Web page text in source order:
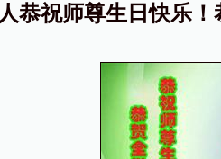
人恭祝师尊生日快乐